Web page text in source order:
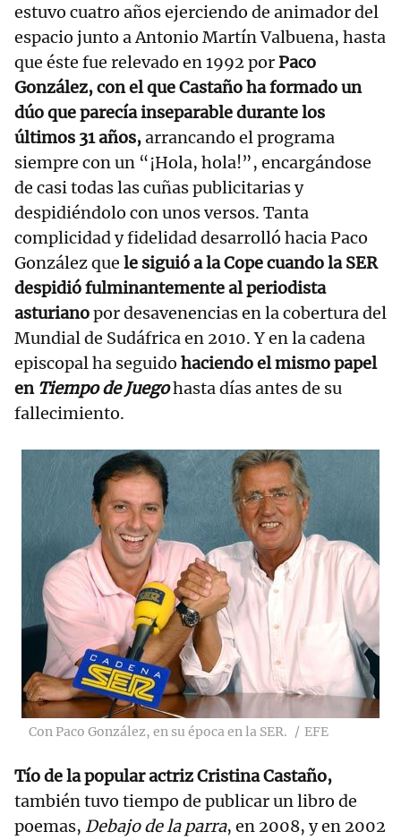
estuvo cuatro años ejerciendo de animador del
espacio junto a Antonio Martín Valbuena, hasta
que éste fue relevado en 1992 porPaco
González, con el que Castaño ha formado un
dúo que parecía inseparable durante los
últimos 31 años,arrancando el programa
siempre con un “¡Hola, hola!”, encargándose
de casi todas las cuñas publicitarias y
despidiéndolo con unos versos. Tanta
complicidad y fidelidad desarrolló hacia Paco
González que le siguió a la Cope cuando la SER
despidió fulminantemente al periodista
asturianopor desavenencias en la cobertura del
Mundial de Sudáfrica en 2010. Y en la cadena
episcopal ha seguido haciendo el mismo papel
en Tiempo de Juegohasta días antes de su
fallecimiento.
Con Paco González, en su época en la SER. EFE
Tío de la popular actriz Cristina Castaño,
también tuvo tiempo de publicar un libro de
poemas, Debajo de la parra, en 2008, y en 2002